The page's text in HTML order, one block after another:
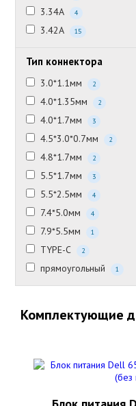
3.34А 4
3.42А 15
Тип коннектора
3.0*1.1мм 2
4.0*1.35мм 2
4.0*1.7мм 3
4.5*3.0*0.7мм 2
4.8*1.7мм 2
5.5*1.7мм 3
5.5*2.5мм 4
7.4*5.0мм 4
7.9*5.5мм 1
TYPE-C 2
прямоугольный 1
Комплектующие